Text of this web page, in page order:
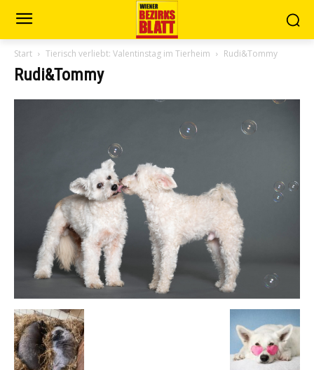
Start Tierisch verliebt: Valentinstag im Tierheim Rudi&Tommy
Rudi&Tommy